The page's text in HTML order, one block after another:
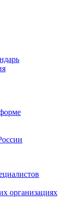
организациях